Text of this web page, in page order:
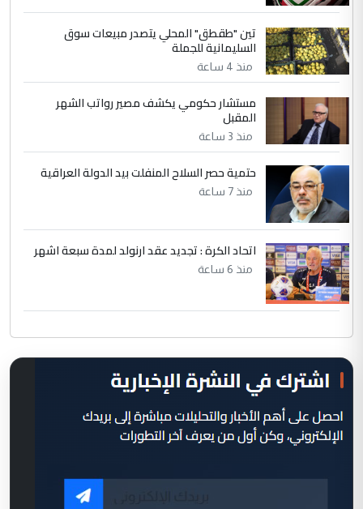
تين "طقطق" المحلي يتصدر مبيعات سوق
السليمانية للجملة
منذ 4 ساعة
مستشار حكومي يكشف مصير رواتب الشهر
المقبل
منذ 3 ساعة
حتمية حصر السلاح المنفلت بيد الدولة العراقية
منذ 7 ساعة
اتحاد الكرة : تجديد عقد ارنولد لمدة سبعة اشهر
منذ 6 ساعة